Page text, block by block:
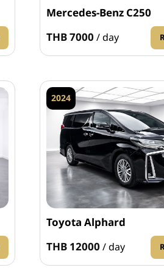
Mercedes-Benz C250
THB 7000 / day
2024
Toyota Alphard
THB 12000 / day